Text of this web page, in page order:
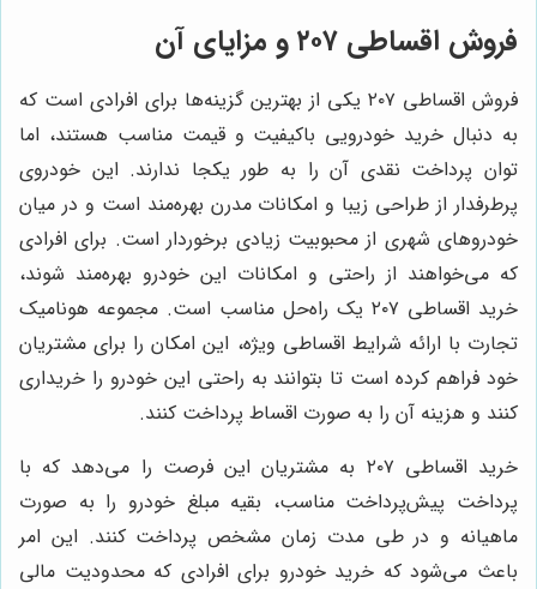
فروش اقساطی ۲۰۷ و مزایای آن
فروش اقساطی ۲۰۷ یکی از بهترین گزینه‌ها برای افرادی است که
به دنبال خرید خودرویی باکیفیت و قیمت مناسب هستند، اما
توان پرداخت نقدی آن را به طور یکجا ندارند. این خودروی
پرطرفدار از طراحی زیبا و امکانات مدرن بهره‌مند است و در میان
خودروهای شهری از محبوبیت زیادی برخوردار است. برای افرادی
که می‌خواهند از راحتی و امکانات این خودرو بهره‌مند شوند،
خرید اقساطی ۲۰۷ یک راه‌حل مناسب است. مجموعه هونامیک
تجارت با ارائه شرایط اقساطی ویژه، این امکان را برای مشتریان
خود فراهم کرده است تا بتوانند به راحتی این خودرو را خریداری
کنند و هزینه آن را به صورت اقساط پرداخت کنند.
خرید اقساطی ۲۰۷ به مشتریان این فرصت را می‌دهد که با
پرداخت پیش‌پرداخت مناسب، بقیه مبلغ خودرو را به صورت
ماهیانه و در طی مدت زمان مشخص پرداخت کنند. این امر
باعث می‌شود که خرید خودرو برای افرادی که محدودیت مالی